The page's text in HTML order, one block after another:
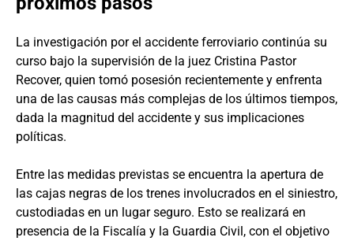
La investigación por el accidente ferroviario continúa su
curso bajo la supervisión de la juez Cristina Pastor
Recover, quien tomó posesión recientemente y enfrenta
una de las causas más complejas de los últimos tiempos,
dada la magnitud del accidente y sus implicaciones
políticas.
Entre las medidas previstas se encuentra la apertura de
las cajas negras de los trenes involucrados en el siniestro,
custodiadas en un lugar seguro. Esto se realizará en
presencia de la Fiscalía y la Guardia Civil, con el objetivo